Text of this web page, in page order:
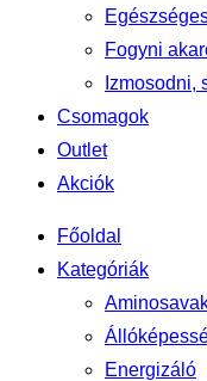
Fogyni
Izmosodni,
Csomagok
Outlet
Akciók
Főoldal
Kategóriák
Energizáló